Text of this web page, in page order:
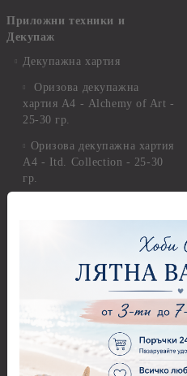
Приложни техники и
Декупаж
Декупажна хартия
Оризова декупажна
хартия А4 - Alchemy of Art -
25-30 гр.
Оризова декупажна хартия
А4 - Itd. Collection - 25-30
гр.
хартия Stamperia - 21 х
Декупажна хартия - Други
Вакс пасти
Грунд, Основи, Релефни
пасти